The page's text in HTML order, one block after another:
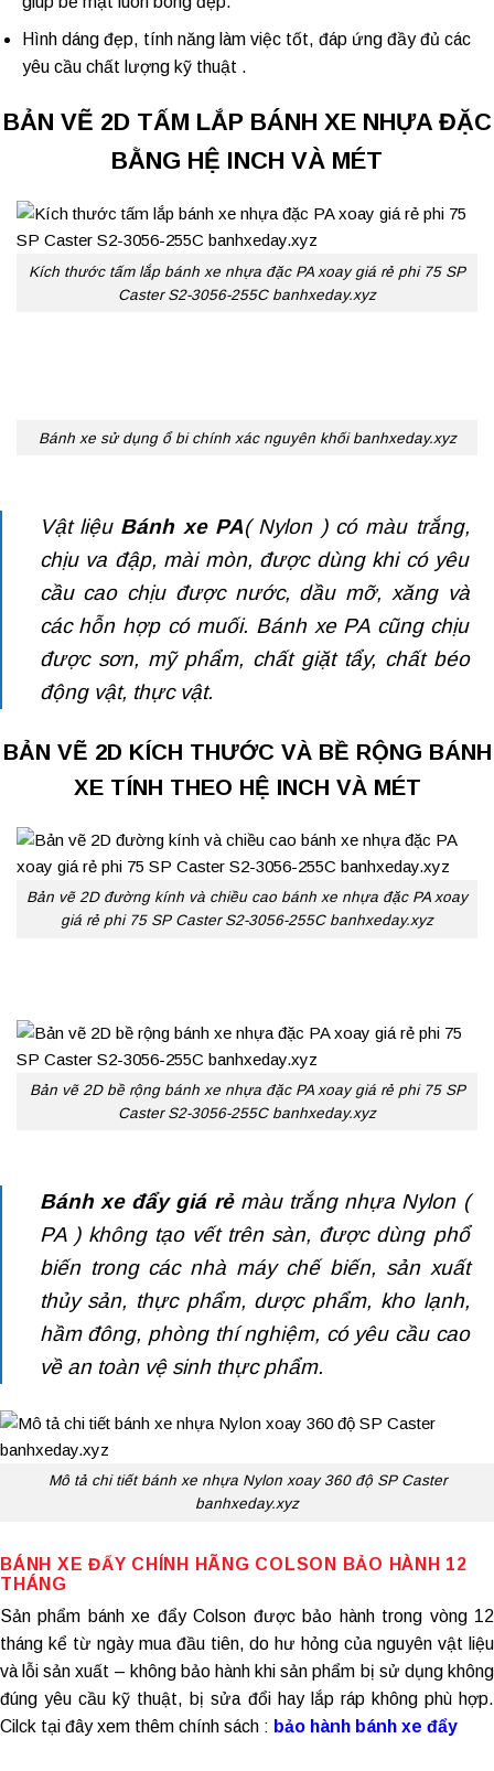
Hình dáng đẹp, tính năng làm việc tốt, đáp ứng đầy đủ các
yêu cầu chất lượng kỹ thuật .
BẢN VẼ 2D TẤM LẮP BÁNH XE NHỰA ĐẶC
BẰNG HỆ INCH VÀ MÉT
Kích thước tấm lắp bánh xe nhựa đặc PA xoay giá rẻ phi 75 SP
Caster S2-3056-255C banhxeday.xyz
Bánh xe sử dụng ổ bi chính xác nguyên khối banhxeday.xyz
Vật liệu Bánh xe PA( Nylon ) có màu trắng,
chịu va đập, mài mòn, được dùng khi có yêu
cầu cao chịu được nước, dầu mỡ, xăng và
các hỗn hợp có muối. Bánh xe PA cũng chịu
được sơn, mỹ phẩm, chất giặt tẩy, chất béo
động vật, thực vật.
BẢN VẼ 2D KÍCH THƯỚC VÀ BỀ RỘNG BÁNH
XE TÍNH THEO HỆ INCH VÀ MÉT
Bản vẽ 2D đường kính và chiều cao bánh xe nhựa đặc PA xoay
giá rẻ phi 75 SP Caster S2-3056-255C banhxeday.xyz
Bản vẽ 2D bề rộng bánh xe nhựa đặc PA xoay giá rẻ phi 75 SP
Caster S2-3056-255C banhxeday.xyz
Bánh xe đẩy giá rẻmàu trắng nhựa Nylon (
PA ) không tạo vết trên sàn, được dùng phổ
biến trong các nhà máy chế biến, sản xuất
thủy sản, thực phẩm, dược phẩm, kho lạnh,
hầm đông, phòng thí nghiệm, có yêu cầu cao
về an toàn vệ sinh thực phẩm.
Mô tả chi tiết bánh xe nhựa Nylon xoay 360 độ SP Caster
banhxeday.xyz
BÁNH XE ĐẨY CHÍNH HÃNG COLSON BẢO HÀNH 12
THÁNG
Sản phẩm bánh xe đẩy Colson được bảo hành trong vòng 12
tháng kể từ ngày mua đầu tiên, do hư hỏng của nguyên vật liệu
và lỗi sản xuất – không bảo hành khi sản phẩm bị sử dụng không
đúng yêu cầu kỹ thuật, bị sửa đổi hay lắp ráp không phù hợp.
Cilck tại đây xem thêm chính sách : bảo hành bánh xe đẩy